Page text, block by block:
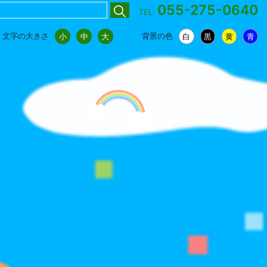
TEL: 055-275-0640
文字の大きさ 小 中 大 背景の色 白 黒 黄 青
小 中 大
黒